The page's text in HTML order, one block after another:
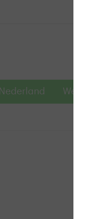
Nederland